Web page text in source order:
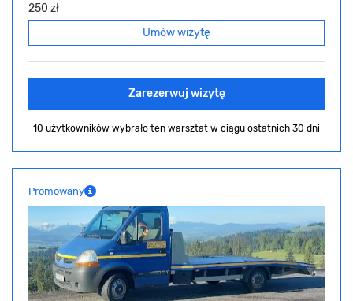
250 zł
Umów wizytę
Zarezerwuj wizytę
10 użytkowników wybrało ten warsztat w ciągu ostatnich 30 dni
Promowany